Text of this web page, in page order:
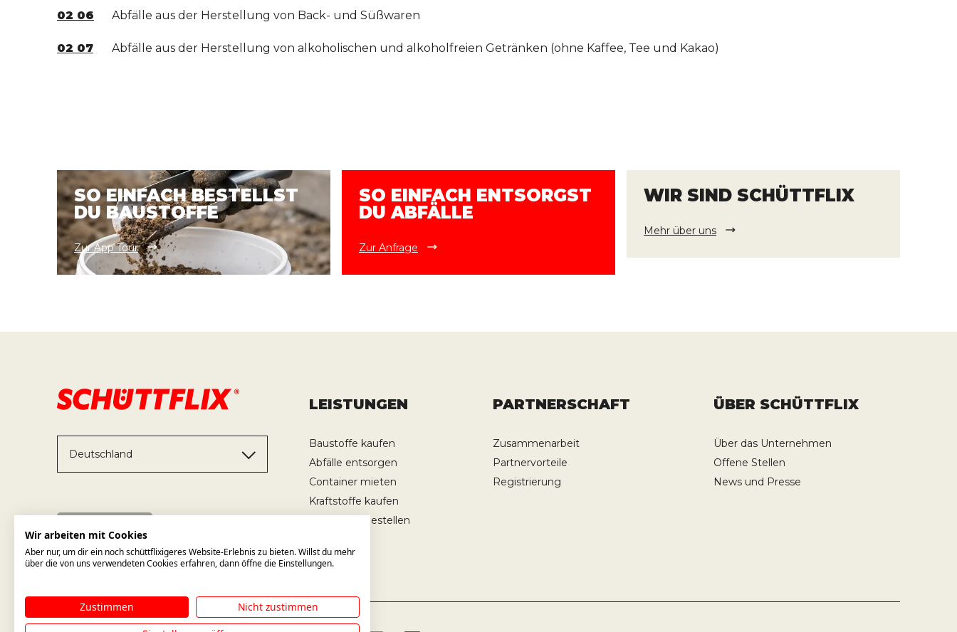
02 06 Abfälle aus der Herstellung von Back- und Süßwaren
02 07 Abfälle aus der Herstellung von alkoholischen und alkoholfreien Getränken (ohne Kaffee, Tee und Kakao)
SO EINFACH BESTELLST
DU BAUSTOFFE
Zur App Tour
SO EINFACH ENTSORGST
DU ABFÄLLE
Zur Anfrage
WIR SIND SCHÜTTFLIX
Mehr über uns
Deutschland
LEISTUNGEN
Baustoffe kaufen
Abfälle entsorgen
Container mieten
Kraftstoffe kaufen
Transporte bestellen
PARTNERSCHAFT
Zusammenarbeit
Partnervorteile
Registrierung
ÜBER SCHÜTTFLIX
Über das Unternehmen
Offene Stellen
News und Presse
Wir arbeiten mit Cookies
Aber nur, um dir ein noch schüttflixigeres Website-Erlebnis zu bieten. Willst du mehr
über die von uns verwendeten Cookies erfahren, dann öffne die Einstellungen.
Zustimmen
Nicht zustimmen